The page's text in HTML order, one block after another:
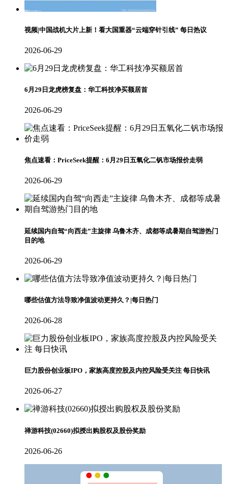
视频|中国战机大片上新！看大国重器“云端穿针引线” 每日热议
2026-06-29
6月29日龙虎榜复盘：华工科技净买额居首
2026-06-29
焦点速看：PriceSeek提醒：6月29日五氧化二钒市场报价走弱
2026-06-29
延续国内自驾“向西走”主旋律 乌鲁木齐、成都等成暑期自驾游热门
目的地
2026-06-29
哪些估值方法导致净值波动更持久？|每日热门
2026-06-28
巨力股份创业板IPO，家族高度控股及内控风险受关注 每日快讯
2026-06-27
禅游科技(02660)拟授出购股权及股份奖励
2026-06-26